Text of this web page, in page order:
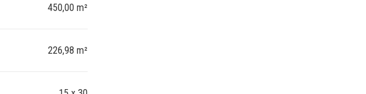
450,00 m²
226,98 m²